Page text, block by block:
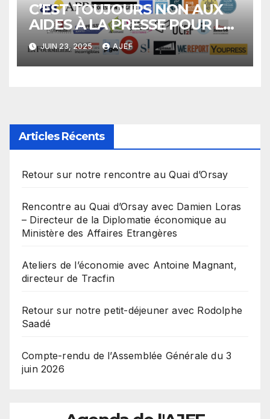
C’EST TOUJOURS NON AUX
AIDES À LA PRESSE POUR LES
MÉDIAS SANS JOURNALISTES
!
JUIN 23, 2025 AJEF
Articles Récents
Retour sur notre rencontre au Quai d’Orsay
Rencontre au Quai d’Orsay avec Damien Loras
– Directeur de la Diplomatie économique au
Ministère des Affaires Etrangères
Ateliers de l’économie avec Antoine Magnant,
directeur de Tracfin
Retour sur notre petit-déjeuner avec Rodolphe
Saadé
Compte-rendu de l’Assemblée Générale du 3
juin 2026